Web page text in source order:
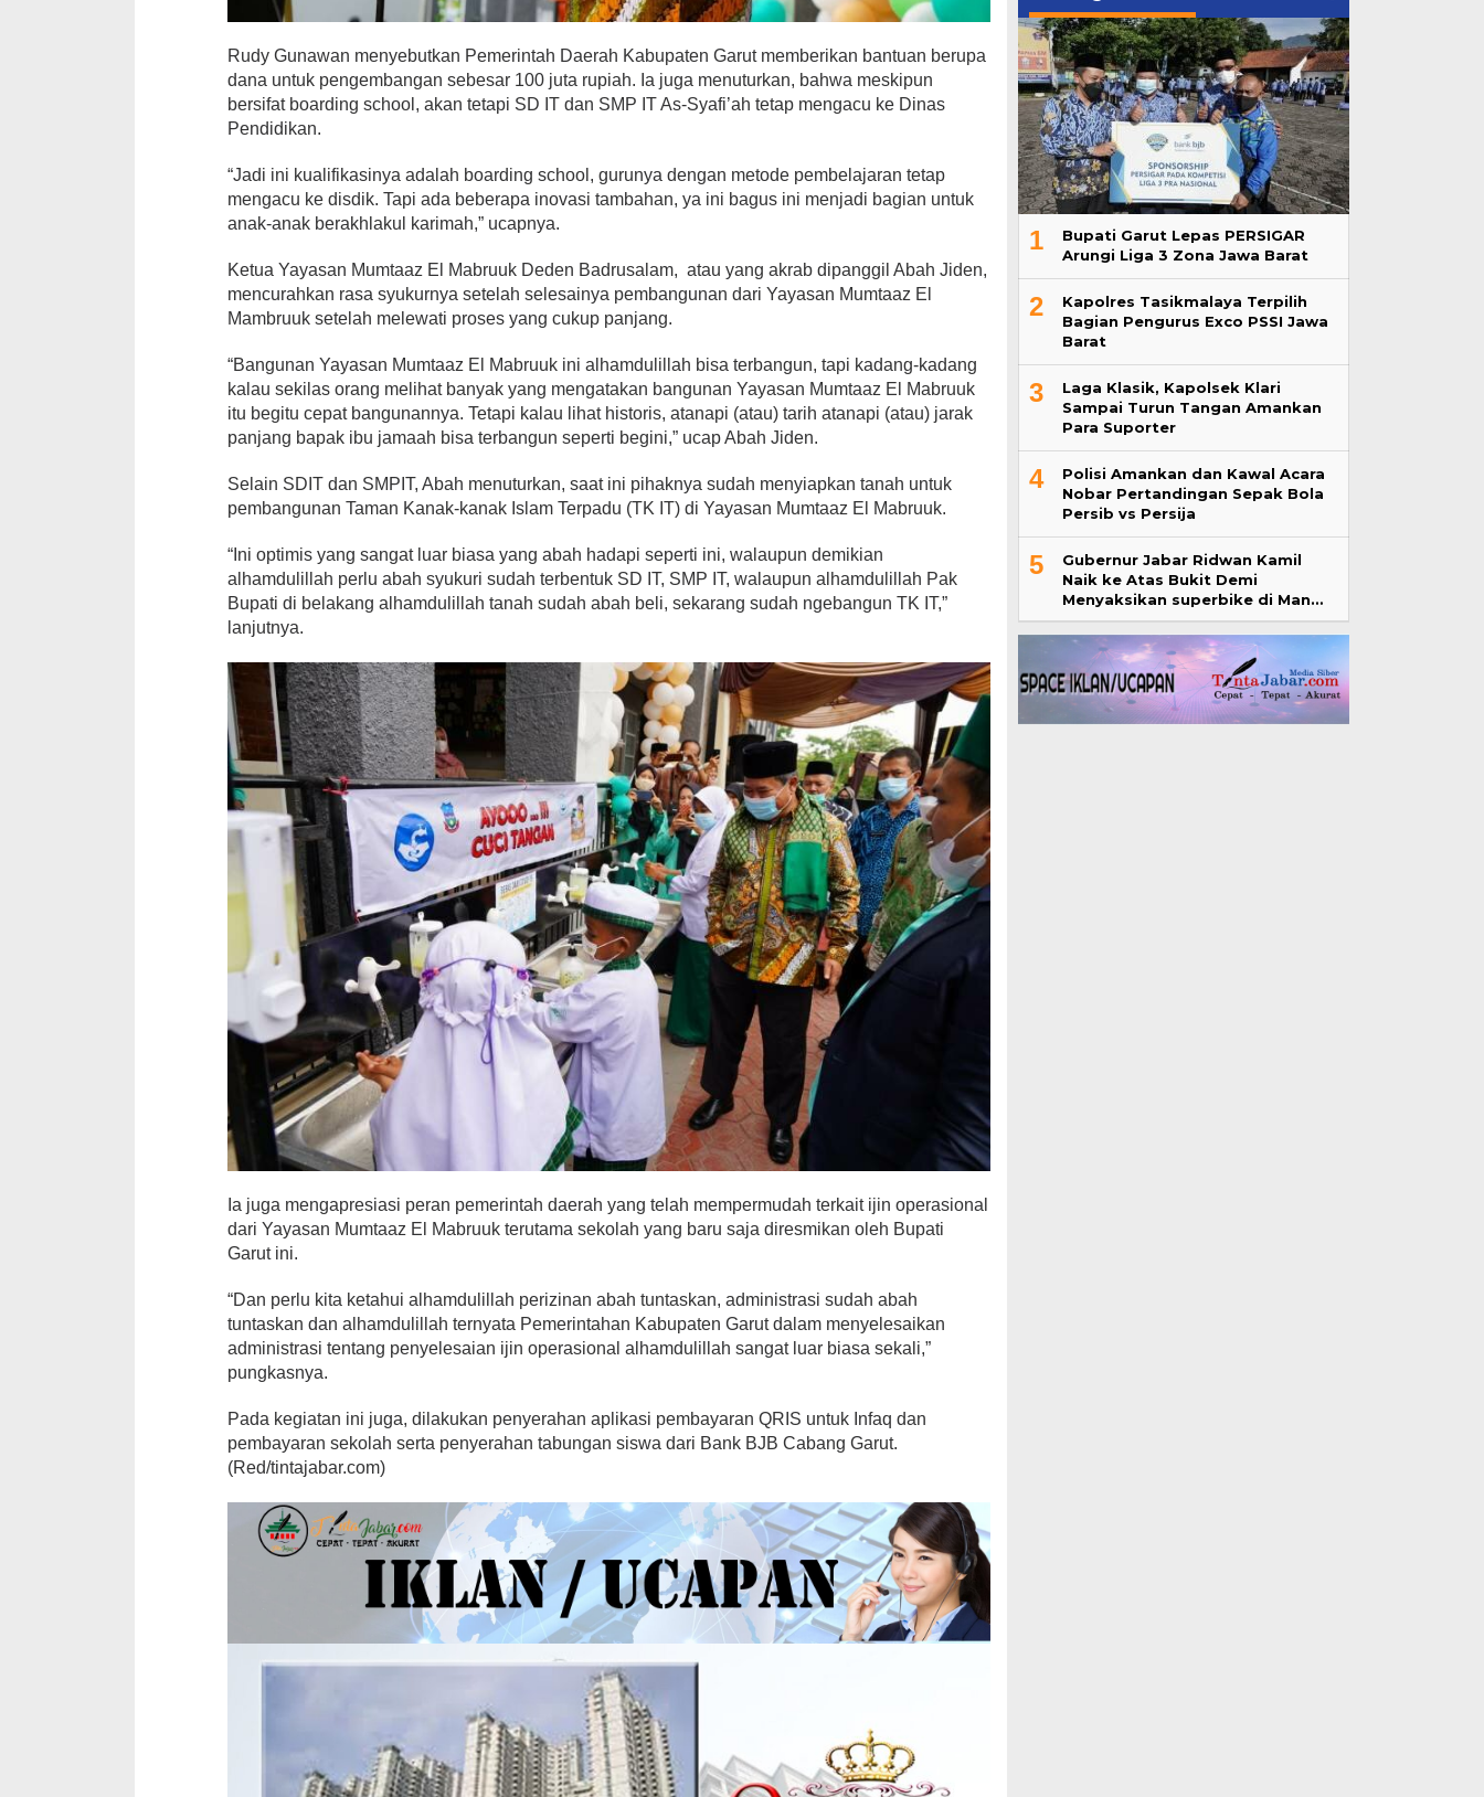
Rudy Gunawan menyebutkan Pemerintah Daerah Kabupaten Garut memberikan bantuan berupa
dana untuk pengembangan sebesar 100 juta rupiah. Ia juga menuturkan, bahwa meskipun
bersifat boarding school, akan tetapi SD IT dan SMP IT As-Syafi’ah tetap mengacu ke Dinas
Pendidikan.
“Jadi ini kualifikasinya adalah boarding school, gurunya dengan metode pembelajaran tetap
mengacu ke disdik. Tapi ada beberapa inovasi tambahan, ya ini bagus ini menjadi bagian untuk
anak-anak berakhlakul karimah,” ucapnya.
Ketua Yayasan Mumtaaz El Mabruuk Deden Badrusalam, atau yang akrab dipanggil Abah Jiden,
mencurahkan rasa syukurnya setelah selesainya pembangunan dari Yayasan Mumtaaz El
Mambruuk setelah melewati proses yang cukup panjang.
“Bangunan Yayasan Mumtaaz El Mabruuk ini alhamdulillah bisa terbangun, tapi kadang-kadang
kalau sekilas orang melihat banyak yang mengatakan bangunan Yayasan Mumtaaz El Mabruuk
itu begitu cepat bangunannya. Tetapi kalau lihat historis, atanapi (atau) tarih atanapi (atau) jarak
panjang bapak ibu jamaah bisa terbangun seperti begini,” ucap Abah Jiden.
Selain SDIT dan SMPIT, Abah menuturkan, saat ini pihaknya sudah menyiapkan tanah untuk
pembangunan Taman Kanak-kanak Islam Terpadu (TK IT) di Yayasan Mumtaaz El Mabruuk.
“Ini optimis yang sangat luar biasa yang abah hadapi seperti ini, walaupun demikian
alhamdulillah perlu abah syukuri sudah terbentuk SD IT, SMP IT, walaupun alhamdulillah Pak
Bupati di belakang alhamdulillah tanah sudah abah beli, sekarang sudah ngebangun TK IT,”
lanjutnya.
Ia juga mengapresiasi peran pemerintah daerah yang telah mempermudah terkait ijin operasional
dari Yayasan Mumtaaz El Mabruuk terutama sekolah yang baru saja diresmikan oleh Bupati
Garut ini.
“Dan perlu kita ketahui alhamdulillah perizinan abah tuntaskan, administrasi sudah abah
tuntaskan dan alhamdulillah ternyata Pemerintahan Kabupaten Garut dalam menyelesaikan
administrasi tentang penyelesaian ijin operasional alhamdulillah sangat luar biasa sekali,”
pungkasnya.
Pada kegiatan ini juga, dilakukan penyerahan aplikasi pembayaran QRIS untuk Infaq dan
pembayaran sekolah serta penyerahan tabungan siswa dari Bank BJB Cabang Garut.
(Red/tintajabar.com)
1
Bupati Garut Lepas PERSIGAR
Arungi Liga 3 Zona Jawa Barat
2
Kapolres Tasikmalaya Terpilih
Bagian Pengurus Exco PSSI Jawa
Barat
3
Laga Klasik, Kapolsek Klari
Sampai Turun Tangan Amankan
Para Suporter
4
Polisi Amankan dan Kawal Acara
Nobar Pertandingan Sepak Bola
Persib vs Persija
5
Gubernur Jabar Ridwan Kamil
Naik ke Atas Bukit Demi
Menyaksikan superbike di Man…